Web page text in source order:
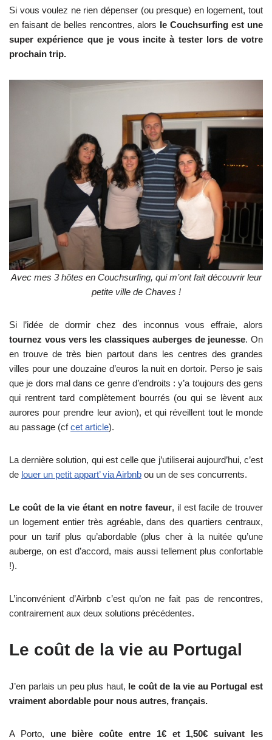
Si vous voulez ne rien dépenser (ou presque) en logement, tout
en faisant de belles rencontres, alors le Couchsurfing est une
super expérience que je vous incite à tester lors de votre
prochain trip.
Avec mes 3 hôtes en Couchsurfing, qui m’ont fait découvrir leur
petite ville de Chaves !
Si l’idée de dormir chez des inconnus vous effraie, alors
tournez vous vers les classiques auberges de jeunesse. On
en trouve de très bien partout dans les centres des grandes
villes pour une douzaine d’euros la nuit en dortoir. Perso je sais
que je dors mal dans ce genre d’endroits : y’a toujours des gens
qui rentrent tard complètement bourrés (ou qui se lèvent aux
aurores pour prendre leur avion), et qui réveillent tout le monde
au passage (cfcet article).
La dernière solution, qui est celle que j’utiliserai aujourd’hui, c’est
de louer un petit appart’ via Airbnb ou un de ses concurrents.
Le coût de la vie étant en notre faveur, il est facile de trouver
un logement entier très agréable, dans des quartiers centraux,
pour un tarif plus qu’abordable (plus cher à la nuitée qu’une
auberge, on est d’accord, mais aussi tellement plus confortable
!).
L’inconvénient d’Airbnb c’est qu’on ne fait pas de rencontres,
contrairement aux deux solutions précédentes.
Le coût de la vie au Portugal
J’en parlais un peu plus haut, le coût de la vie au Portugal est
vraiment abordable pour nous autres, français.
A Porto, une bière coûte entre 1€ et 1,50€ suivant les